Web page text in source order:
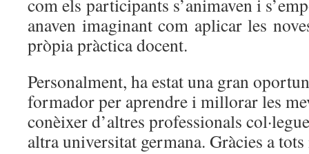
com els participants s’animaven i
anaven imaginant com aplicar les
pròpia pràctica docent.
Personalment, ha estat una gran
formador per aprendre i millorar les
conèixer d’altres professionals
altra universitat germana. Gràcies a